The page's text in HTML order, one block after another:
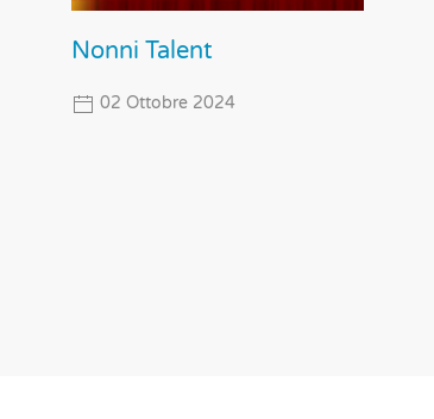
Nonni Talent
02 Ottobre 2024